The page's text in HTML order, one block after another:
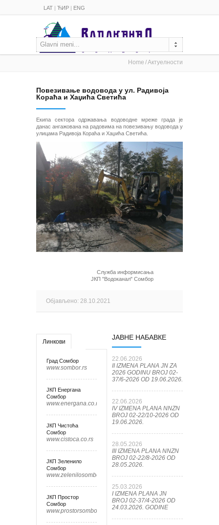
LAT | ЋИР | ENG
Glavni meni...
Home Актуелности
Повезивање водовода у ул. Радивоја
Кораћа и Хаџића Светића
Екипа сектора одржавања водоводне мреже града је
данас ангажована на радовима на повезивању водовода у
улицама Радивоја Кораћа и Хаџића Светића.
Служба информисања
ЈКП "Водоканал" Сомбор
Објављено: 28.10.2021
Линкови
Град Сомбор
www.sombor.rs
ЈКП Енергана
Сомбор
www.energana.co.rs
ЈКП Чистоћа
Сомбор
www.cistoca.co.rs
ЈКП Зеленило
Сомбор
www.zelenilosombor.co.rs
ЈКП Простор
Сомбор
www.prostorsombor.rs
ЈАВНЕ НАБАВКЕ
22.06.2026
II IZMENA PLANA JN ZA
2026 GODINU BROJ 02-
37/6-2026 OD 19.06.2026.
22.06.2026
IV IZMENA PLANA NNZN
BROJ 02-22/10-2026 OD
19.06.2026.
28.05.2026
III IZMENA PLANA NNZN
BROJ 02-22/8-2026 OD
28.05.2026.
25.03.2026
I IZMENA PLANA JN
BROJ 02-37/4-2026 OD
24.03.2026. GODINE